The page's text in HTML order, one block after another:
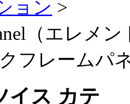
ョン >
（エレメ
フレームパ